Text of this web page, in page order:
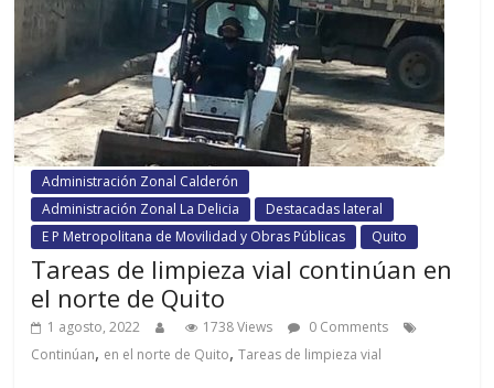
Administración Zonal Calderón
Administración Zonal La Delicia
Destacadas lateral
E P Metropolitana de Movilidad y Obras Públicas
Quito
Tareas de limpieza vial continúan en
el norte de Quito
1 agosto, 2022 1738 Views
0 Comments
Continúan, en el norte de Quito,Tareas de limpieza vial